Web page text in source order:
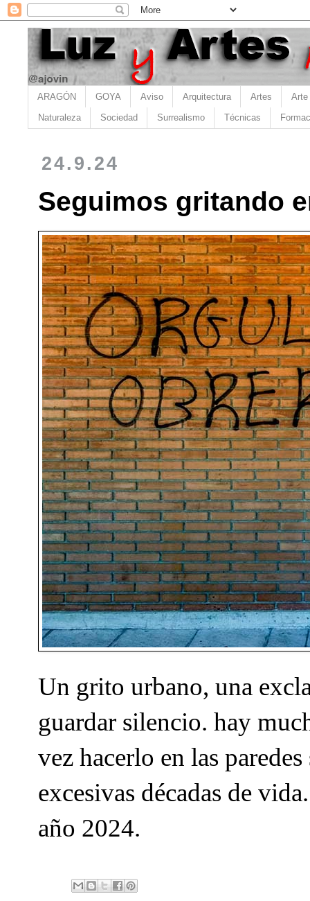
ARAGÓN GOYA Aviso Arquitectura Artes Arte
Naturaleza Sociedad Surrealismo Técnicas
24.9.24
Seguimos gritando
Un grito urbano, una
guardar silencio. hay
vez hacerlo en las
excesivas décadas de
año 2024.